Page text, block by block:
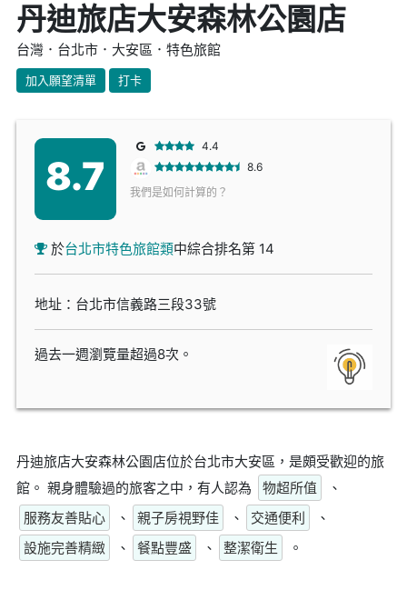
丹迪旅店大安森林公園店
台灣．台北市．大安區．特色旅館
加入願望清單 打卡
8.7
4.4
8.6
我們是如何計算的？
於台北市特色旅館類中綜合排名第 14
地址：台北市信義路三段33號
過去一週瀏覽量超過8次。
丹迪旅店大安森林公園店位於台北市大安區，是頗受歡迎的旅
館。 親身體驗過的旅客之中，有人認為
物超所值
、
服務友善貼心
、 親子房視野佳 、 交通便利
、
設施完善精緻
、 餐點豐盛 、 整潔衛生 。